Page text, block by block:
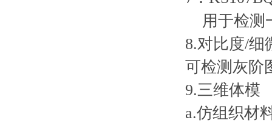
用于检测
8.对比度/细
可检测灰阶
9.三维体模
a.仿组织材